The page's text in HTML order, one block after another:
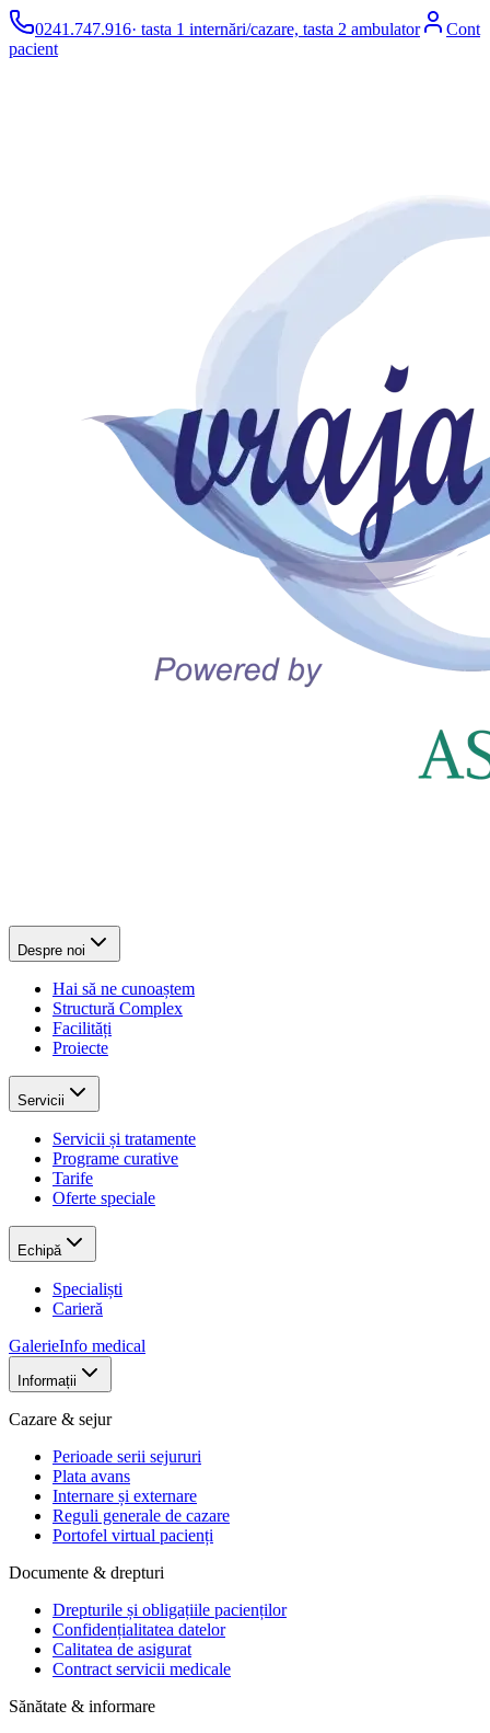
0241.747.916· tasta 1 internări/cazare, tasta 2 ambulator
Cont
pacient
Despre noi
Hai să ne cunoaștem
Structură Complex
Facilități
Proiecte
Servicii
Servicii și tratamente
Programe curative
Tarife
Oferte speciale
Echipă
Specialiști
Carieră
GalerieInfo medical
Informații
Cazare & sejur
Perioade serii sejururi
Plata avans
Internare și externare
Reguli generale de cazare
Portofel virtual pacienți
Documente & drepturi
Drepturile și obligațiile pacienților
Confidențialitatea datelor
Calitatea de asigurat
Contract servicii medicale
Sănătate & informare